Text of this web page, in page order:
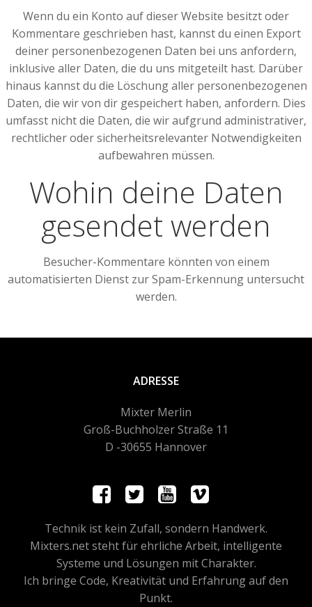
Wenn du ein Konto auf dieser Website besitzt oder
Kommentare geschrieben hast, kannst du einen Export
deiner personenbezogenen Daten bei uns anfordern,
inklusive aller Daten, die du uns mitgeteilt hast. Darüber
hinaus kannst du die Löschung aller personenbezogenen
Daten, die wir von dir gespeichert haben, anfordern. Dies
umfasst nicht die Daten, die wir aufgrund administrativer,
rechtlicher oder sicherheitsrelevanter Notwendigkeiten
aufbewahren müssen.
Wohin deine Daten
gesendet werden
Besucher-Kommentare könnten von einem
automatisierten Dienst zur Spam-Erkennung untersucht
werden.
ADRESSE
Mixter Merlin
Groß-Buchholzer Straße 11
D -30655 Hannover
Technik ist kein Zufall, sondern Handwerk.
Mixters.net steht für ehrliche Arbeit, intelligente
Systeme und Lösungen mit Charakter.
Ich bringe Code, Kreativität und Erfahrung auf den
Punkt.